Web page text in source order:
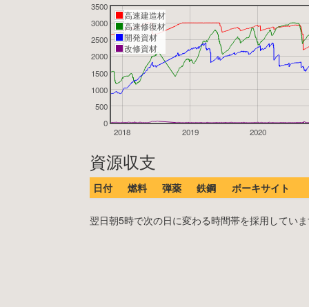
2018 2019 2020
0
500
1000
1500
2000
2500
3000
3500
高速建造材
高速修復材
開発資材
改修資材
資源収支
日付 燃料 弾薬 鉄鋼 ボーキサイト
翌日朝5時で次の日に変わる時間帯を採用してい